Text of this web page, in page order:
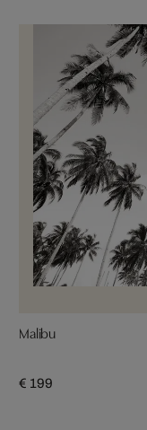
Malibu
€ 199